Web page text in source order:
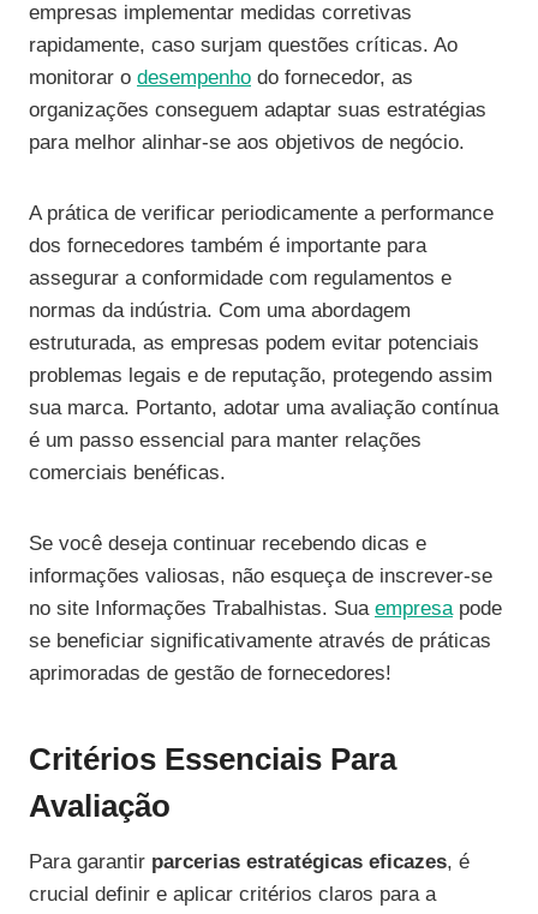
empresas implementar medidas corretivas
rapidamente, caso surjam questões críticas. Ao
monitorar o desempenho do fornecedor, as
organizações conseguem adaptar suas estratégias
para melhor alinhar-se aos objetivos de negócio.
A prática de verificar periodicamente a performance
dos fornecedores também é importante para
assegurar a conformidade com regulamentos e
normas da indústria. Com uma abordagem
estruturada, as empresas podem evitar potenciais
problemas legais e de reputação, protegendo assim
sua marca. Portanto, adotar uma avaliação contínua
é um passo essencial para manter relações
comerciais benéficas.
Se você deseja continuar recebendo dicas e
informações valiosas, não esqueça de inscrever-se
no site Informações Trabalhistas. Sua empresapode
se beneficiar significativamente através de práticas
aprimoradas de gestão de fornecedores!
Critérios Essenciais Para
Avaliação
Para garantir parcerias estratégicas eficazes, é
crucial definir e aplicar critérios claros para a